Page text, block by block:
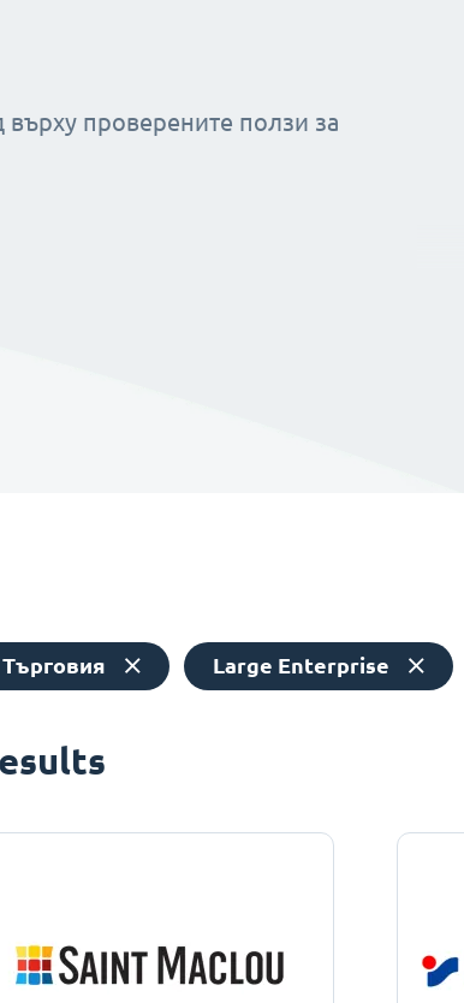
проверените ползи за
Търговия Large Enterprise